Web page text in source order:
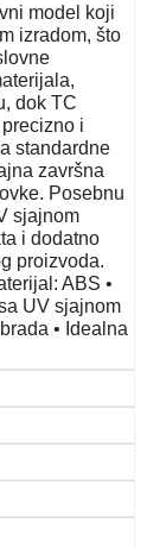
model koji
izradom, što
dok TC
i
standardne
završna
Posebnu
sjajnom
i dodatno
proizvoda.
ABS •
UV sjajnom
• Idealna